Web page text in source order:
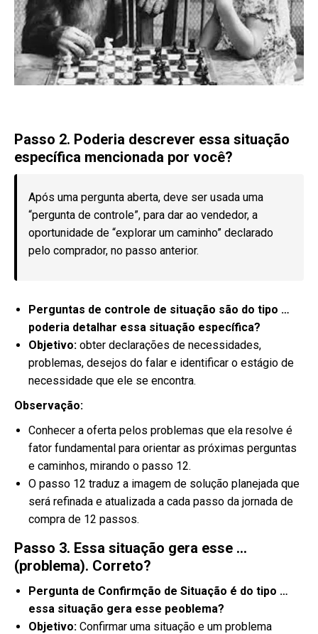
Passo 2. Poderia descrever essa situação
específica mencionada por você?
Após uma pergunta aberta, deve ser usada uma
“pergunta de controle”, para dar ao vendedor, a
oportunidade de “explorar um caminho” declarado
pelo comprador, no passo anterior.
Perguntas de controle de situação são do tipo …
poderia detalhar essa situação específica?
Objetivo: obter declarações de necessidades,
problemas, desejos do falar e identificar o estágio de
necessidade que ele se encontra.
Observação:
Conhecer a oferta pelos problemas que ela resolve é
fator fundamental para orientar as próximas perguntas
e caminhos, mirando o passo 12.
O passo 12 traduz a imagem de solução planejada que
será refinada e atualizada a cada passo da jornada de
compra de 12 passos.
Passo 3. Essa situação gera esse …
(problema). Correto?
Pergunta de Confirmção de Situação é do tipo …
essa situação gera esse peoblema?
Objetivo: Confirmar uma situação e um problema